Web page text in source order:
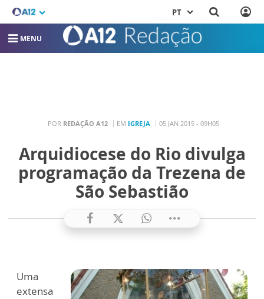
PT
MENU
POR REDAÇÃO A12 EM IGREJA 05 JAN 2015 - 09H05
Arquidiocese do Rio divulga
programação da Trezena de
São Sebastião
Uma
extensa